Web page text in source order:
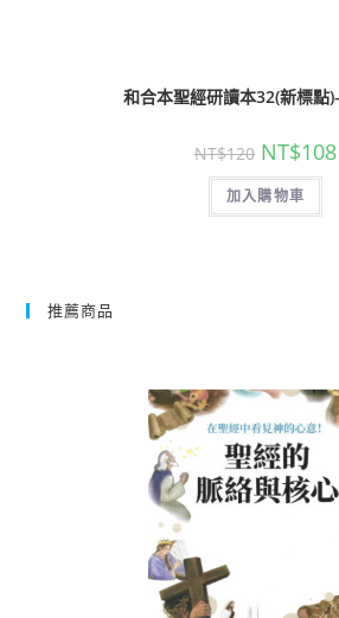
和合本聖經研讀本32(新標點
NT$120 NT$108
加入購物車
推薦商品